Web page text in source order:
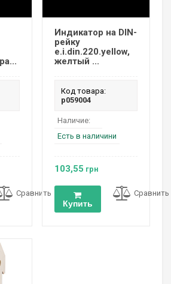
Сравнить
Индикатор на DIN-
рейку
e.i.din.220.yellow,
желтый ...
Код товара:
p059004
Наличие:
Есть в наличини
103,55 грн
Купить
Сравнить